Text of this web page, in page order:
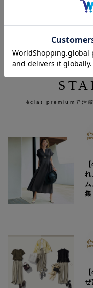
éclat premiumで活躍
れ
集
ぜ